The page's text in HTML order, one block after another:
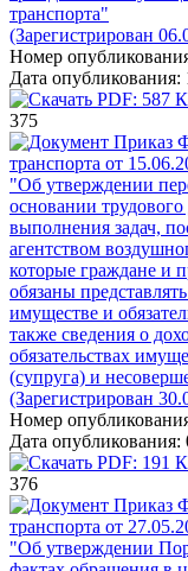
транспорта"
(Зарегистрирован
Номер
Дата опубликования:
PDF: 587
375
Приказ
транспорта от
"Об утверждении
основании
выполнения задач,
агентством
которые граждане и
обязаны
имуществе и
также сведения о
обязательствах
(супруга) и
(Зарегистрирован
Номер
Дата опубликования:
PDF: 191
376
Приказ
транспорта от
"Об утверждении